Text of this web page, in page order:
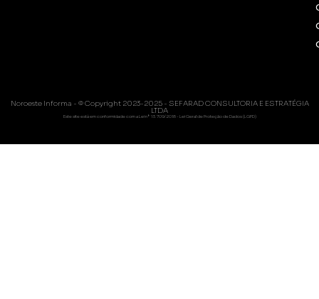
Noroeste Informa - © Copyright 2023-2025 - SEFARAD CONSULTORIA E ESTRATÉGIA
LTDA
Este site está em conformidade com a Lei nº 13.709/2018 - Lei Geral de Proteção de Dados (LGPD)